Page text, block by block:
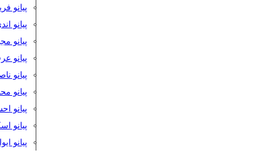
پیانو
پیانو
پیانو
پیانو
پیانو
پیانو
پیانو
پیانو
پیانو